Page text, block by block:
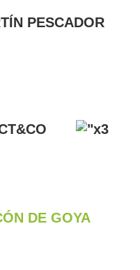
PESCADOR
DE GOYA